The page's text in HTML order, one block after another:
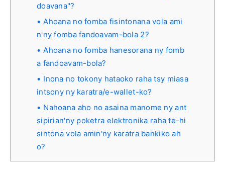
doavana"?
Ahoana no fomba fisintonana vola ami
n'ny fomba fandoavam-bola 2?
Ahoana no fomba hanesorana ny fomb
a fandoavam-bola?
Inona no tokony hataoko raha tsy miasa
intsony ny karatra/e-wallet-ko?
Nahoana aho no asaina manome ny ant
sipirian'ny poketra elektronika raha te-hi
sintona vola amin'ny karatra bankiko ah
o?